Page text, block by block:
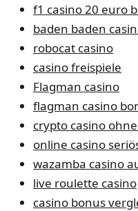
f1 casino 20 euro
baden baden
robocat casino
casino freispiele
Flagman casino
flagman casino
crypto casino
online casino
wazamba casino
live roulette casino
casino bonus